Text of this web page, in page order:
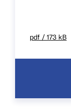
pdf / 173 kB